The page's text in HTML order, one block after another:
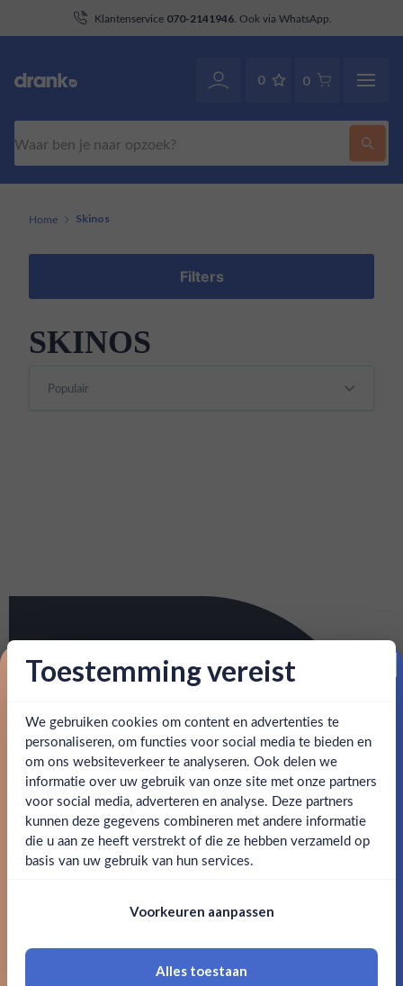
Klantenservice 070-2141946. Ook via WhatsApp.
0 0
Ben jij 18 jaar of ouder?
Ja Nee
18 jaar of ouder zijn
Home Skinos
Filters
SKINOS
Toestemming vereist
We gebruiken cookies om content en advertenties te
personaliseren, om functies voor social media te bieden en
om ons websiteverkeer te analyseren. Ook delen we
informatie over uw gebruik van onze site met onze partners
voor social media, adverteren en analyse. Deze partners
kunnen deze gegevens combineren met andere informatie
die u aan ze heeft verstrekt of die ze hebben verzameld op
basis van uw gebruik van hun services.
Voorkeuren aanpassen
Alles toestaan
Proost op je eerste korting!
Schrijf je in en ontvang direct 5% korting op je eerste
bestelling.
Email
Claim mijn korting